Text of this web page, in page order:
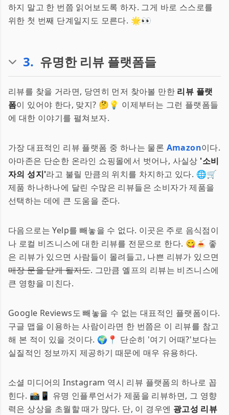
하지 말고 한 번쯤 읽어보도록 하자. 그게 바로 스스로를
위한 첫 번째 단계일지도 모른다. 🌟👀
3. 유명한 리뷰 플랫폼들
리뷰를 찾을 거라면, 당연히 먼저 찾아볼 만한 리뷰 플랫
폼이 있어야 한다, 맞지? 🤔💡 이제부터는 그런 플랫폼들
에 대한 이야기를 펼쳐보자.
가장 대표적인 리뷰 플랫폼 중 하나는 물론 Amazon이다.
아마존은 단순한 온라인 쇼핑몰에서 벗어나, 사실상 '소비
자의 성지'라고 불릴 만큼의 위치를 차지하고 있다. 🌐🛒
제품 하나하나에 달린 수많은 리뷰들은 소비자가 제품을
선택하는 데에 큰 도움을 준다.
다음으로는 Yelp를 빼놓을 수 없다. 이곳은 주로 음식점이
나 로컬 비즈니스에 대한 리뷰를 전문으로 한다. 😋🍝 좋
은 리뷰가 있으면 사람들이 몰려들고, 나쁜 리뷰가 있으면
매장 문을 닫게 될지도. 그만큼 옐프의 리뷰는 비즈니스에
큰 영향을 미친다.
Google Reviews도 빼놓을 수 없는 대표적인 플랫폼이다.
구글 맵을 이용하는 사람이라면 한 번쯤은 이 리뷰를 참고
해 본 적이 있을 것이다. 🌍📍 단순히 '여기 어때?'보다는
실질적인 정보까지 제공하기 때문에 매우 유용하다.
소셜 미디어의 Instagram 역시 리뷰 플랫폼의 하나로 꼽
힌다. 📸📱 유명 인플루언서가 제품을 리뷰하면, 그 영향
력은 상상을 초월할 때가 많다. 단, 이 경우엔 광고성 리뷰